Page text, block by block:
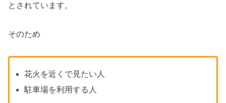
とされています。
そのため
花火を近くで見たい人
駐車場を利用する人